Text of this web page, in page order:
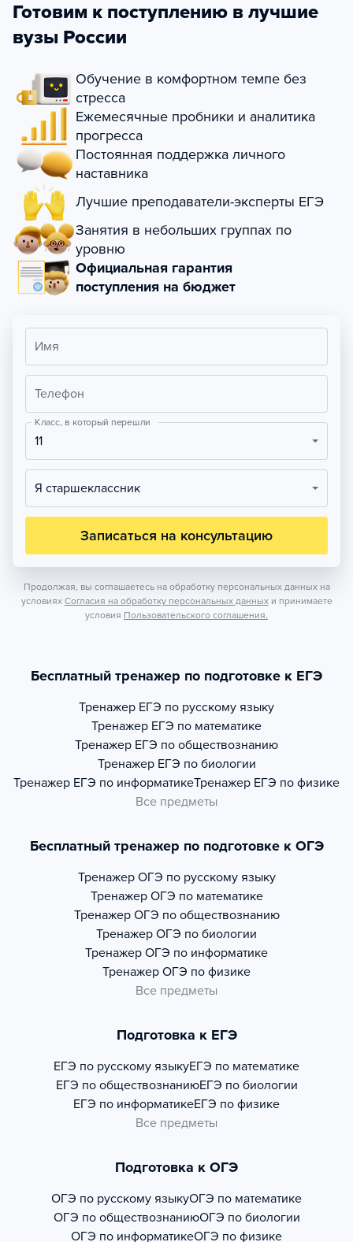
Готовим к поступлению в лучшие
вузы России
Обучение в комфортном темпе без
стресса
Ежемесячные пробники и аналитика
прогресса
Постоянная поддержка личного
наставника
Лучшие преподаватели-эксперты ЕГЭ
Занятия в небольших группах по
уровню
Официальная гарантия
поступления на бюджет
Имя
Телефон
Класс, в который перешли
11
Я старшеклассник
Записаться на консультацию
Продолжая, вы соглашаетесь на обработку персональных данных на
условиях Согласия на обработку персональных данных и принимаете
условия Пользовательского соглашения.
Бесплатный тренажер по подготовке к ЕГЭ
Тренажер ЕГЭ по русскому языку
Тренажер ЕГЭ по математике
Тренажер ЕГЭ по обществознанию
Тренажер ЕГЭ по биологии
Тренажер ЕГЭ по информатикеТренажер ЕГЭ по физике
Все предметы
Бесплатный тренажер по подготовке к ОГЭ
Тренажер ОГЭ по русскому языку
Тренажер ОГЭ по математике
Тренажер ОГЭ по обществознанию
Тренажер ОГЭ по биологии
Тренажер ОГЭ по информатике
Тренажер ОГЭ по физике
Все предметы
Подготовка к ЕГЭ
ЕГЭ по русскому языкуЕГЭ по математике
ЕГЭ по обществознаниюЕГЭ по биологии
ЕГЭ по информатикеЕГЭ по физике
Все предметы
Подготовка к ОГЭ
ОГЭ по русскому языкуОГЭ по математике
ОГЭ по обществознаниюОГЭ по биологии
ОГЭ по информатикеОГЭ по физике